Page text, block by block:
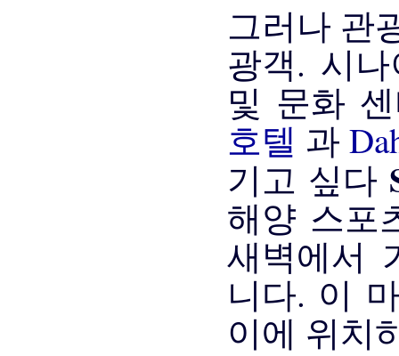
그러나 관
광객. 시
및 문화
호텔 과
기고 싶다
해양 스포
새벽에서
니다. 이
이에 위치